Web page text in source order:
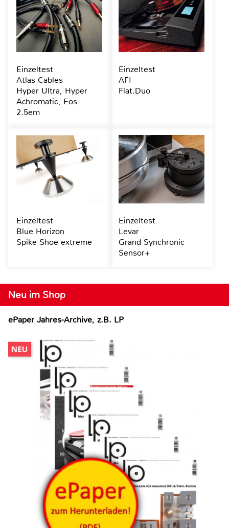
Neu im Shop
ePaper Jahres-Archive, z.B. LP
Einzeltest
Atlas Cables
Hyper Ultra, Hyper
Achromatic, Eos
2.5em
Einzeltest
AFI
Flat.Duo
Einzeltest
Blue Horizon
Spike Shoe extreme
Einzeltest
Levar
Grand Synchronic
Sensor+